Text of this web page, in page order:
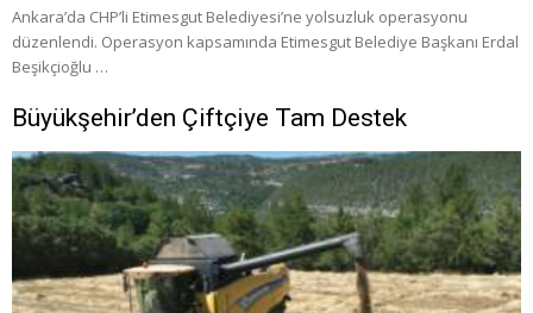
Ankara’da CHP’li Etimesgut Belediyesi’ne yolsuzluk operasyonu
düzenlendi. Operasyon kapsamında Etimesgut Belediye Başkanı Erdal
Beşikçioğlu …
Büyükşehir’den Çiftçiye Tam Destek